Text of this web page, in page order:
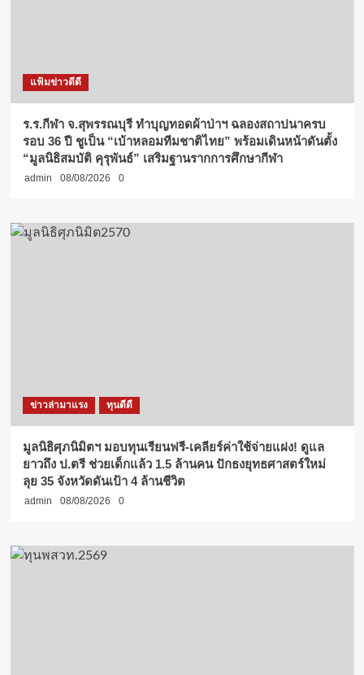
แฟ้มข่าวดีดี
ร.ร.กีฬา จ.สุพรรณบุรี ทำบุญทอดผ้าป่าฯ ฉลองสถาปนาครบ
รอบ 36 ปี ชูเป็น “เบ้าหลอมทีมชาติไทย” พร้อมเดินหน้าดันตั้ง
“มูลนิธิสมบัติ คุรุพันธ์” เสริมฐานรากการศึกษากีฬา
admin 08/08/2026 0
ข่าวล่ามาแรง ทุนดีดี
มูลนิธิศุภนิมิตฯ มอบทุนเรียนฟรี-เคลียร์ค่าใช้จ่ายแฝง! ดูแล
ยาวถึง ป.ตรี ช่วยเด็กแล้ว 1.5 ล้านคน ปักธงยุทธศาสตร์ใหม่
ลุย 35 จังหวัดดันเป้า 4 ล้านชีวิต
admin 08/08/2026 0